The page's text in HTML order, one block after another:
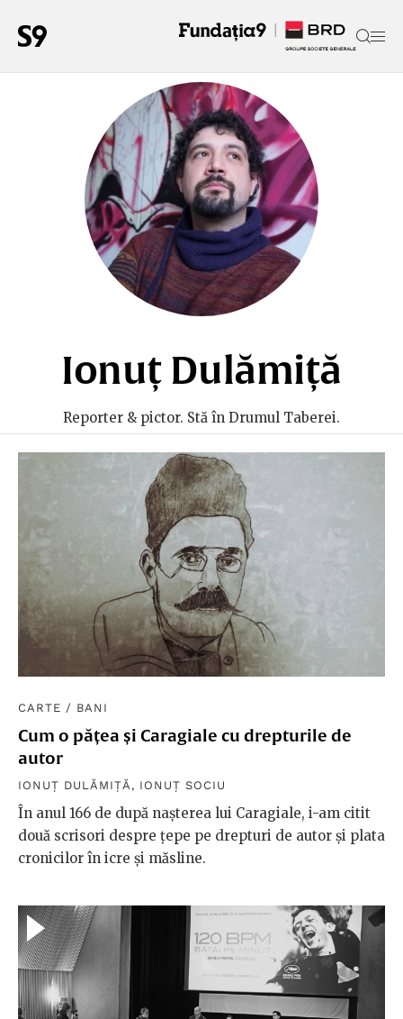
Ionuț Dulămiță
Reporter & pictor. Stă în Drumul Taberei.
CARTE / BANI
Cum o pățea și Caragiale cu drepturile de
autor
IONUȚ DULĂMIȚĂ , IONUȚ SOCIU
În anul 166 de după nașterea lui Caragiale, i-am citit
două scrisori despre țepe pe drepturi de autor și plata
cronicilor în icre și măsline.